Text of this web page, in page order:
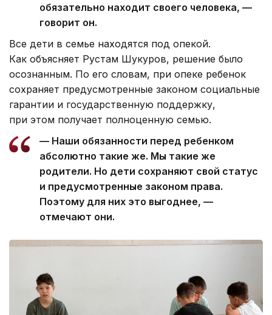
обязательно находит своего человека, —
говорит он.
Все дети в семье находятся под опекой.
Как объясняет Рустам Шукуров, решение было
осознанным. По его словам, при опеке ребенок
сохраняет предусмотренные законом социальные
гарантии и государственную поддержку,
при этом получает полноценную семью.
— Наши обязанности перед ребенком
абсолютно такие же. Мы такие же
родители. Но дети сохраняют свой статус
и предусмотренные законом права.
Поэтому для них это выгоднее, —
отмечают они.